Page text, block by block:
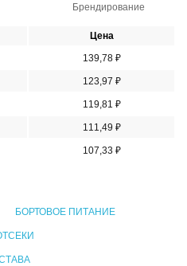
Брендирование
Цена
139,78 ₽
123,97 ₽
119,81 ₽
111,49 ₽
107,33 ₽
БОРТОВОЕ ПИТАНИЕ